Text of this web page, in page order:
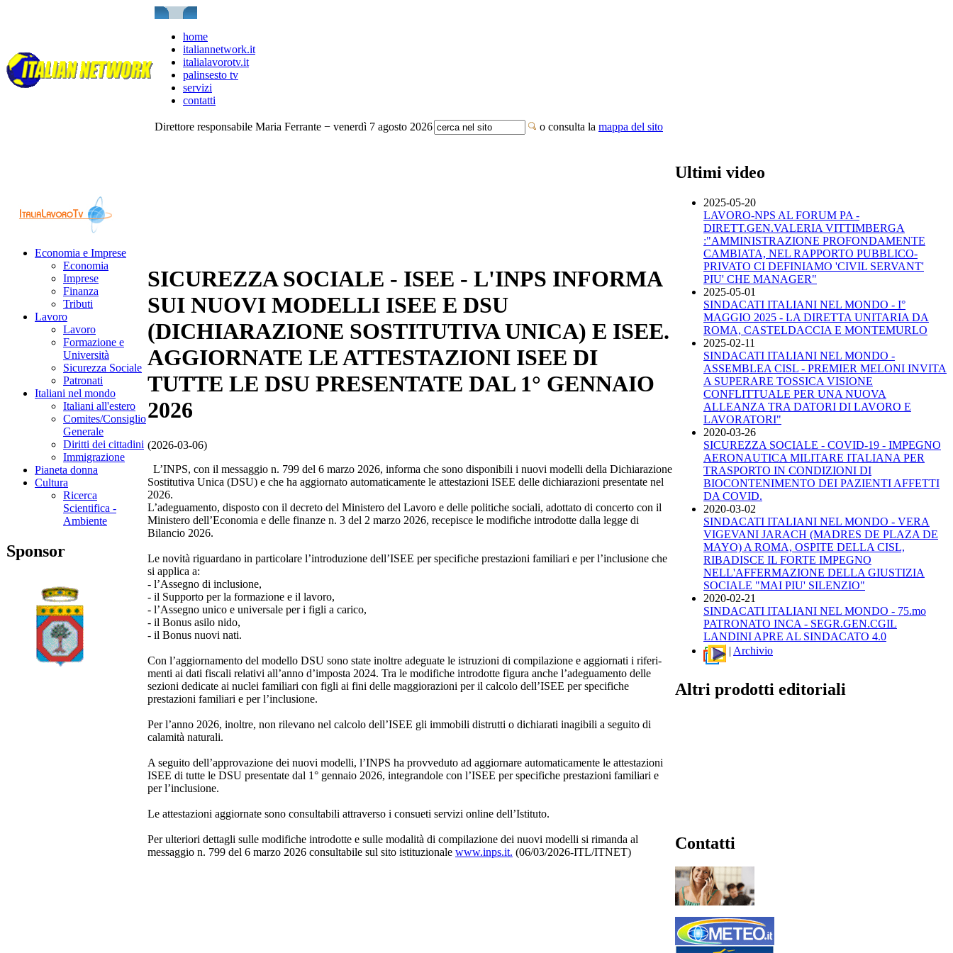
home
italiannetwork.it
italialavorotv.it
palinsesto tv
servizi
contatti
Direttore responsabile Maria Ferrante − venerdì 7 agosto 2026 o consulta la mappa del sito
Economia e Imprese
Economia
Imprese
Finanza
Tributi
Lavoro
Lavoro
Formazione e
Università
Sicurezza Sociale
Patronati
Italiani nel mondo
Italiani all'estero
Comites/Consiglio
Generale
Diritti dei cittadini
Immigrazione
Pianeta donna
Cultura
Ricerca
Scientifica -
Ambiente
Sponsor
SICUREZZA SOCIALE - ISEE - L'INPS INFORMA
SUI NUOVI MODELLI ISEE E DSU
(DICHIARAZIONE SOSTITUTIVA UNICA) E ISEE.
AGGIORNATE LE ATTESTAZIONI ISEE DI
TUTTE LE DSU PRESENTATE DAL 1° GENNAIO
2026
(2026-03-06)
L’INPS, con il messaggio n. 799 del 6 marzo 2026, informa che sono disponibili i nuovi modelli della Dichiarazione
Sostitutiva Unica (DSU) e che ha aggiornato automaticamente le attestazioni ISEE delle dichiarazioni presentate nel
2026.
L’adeguamento, disposto con il decreto del Ministero del Lavoro e delle politiche sociali, adottato di concerto con il
Ministero dell’Economia e delle finanze n. 3 del 2 marzo 2026, recepisce le modifiche introdotte dalla legge di
Bilancio 2026.
Le novità riguardano in particolare l’introduzione dell’ISEE per specifiche prestazioni familiari e per l’inclusione che
si applica a:
- l’Assegno di inclusione,
- il Supporto per la formazione e il lavoro,
- l’Assegno unico e universale per i figli a carico,
- il Bonus asilo nido,
- il Bonus nuovi nati.
Con l’aggiornamento del modello DSU sono state inoltre adeguate le istruzioni di compilazione e aggiornati i riferi-
menti ai dati fiscali relativi all’anno d’imposta 2024. Tra le modifiche introdotte figura anche l’adeguamento delle
sezioni dedicate ai nuclei familiari con figli ai fini delle maggiorazioni per il calcolo dell’ISEE per specifiche
prestazioni familiari e per l’inclusione.
Per l’anno 2026, inoltre, non rilevano nel calcolo dell’ISEE gli immobili distrutti o dichiarati inagibili a seguito di
calamità naturali.
A seguito dell’approvazione dei nuovi modelli, l’INPS ha provveduto ad aggiornare automaticamente le attestazioni
ISEE di tutte le DSU presentate dal 1° gennaio 2026, integrandole con l’ISEE per specifiche prestazioni familiari e
per l’inclusione.
Le attestazioni aggiornate sono consultabili attraverso i consueti servizi online dell’Istituto.
Per ulteriori dettagli sulle modifiche introdotte e sulle modalità di compilazione dei nuovi modelli si rimanda al
messaggio n. 799 del 6 marzo 2026 consultabile sul sito istituzionale www.inps.it. (06/03/2026-ITL/ITNET)
Ultimi video
2025-05-20
LAVORO-NPS AL FORUM PA -
DIRETT.GEN.VALERIA VITTIMBERGA
:"AMMINISTRAZIONE PROFONDAMENTE
CAMBIATA, NEL RAPPORTO PUBBLICO-
PRIVATO CI DEFINIAMO 'CIVIL SERVANT'
PIU' CHE MANAGER"
2025-05-01
SINDACATI ITALIANI NEL MONDO - I°
MAGGIO 2025 - LA DIRETTA UNITARIA DA
ROMA, CASTELDACCIA E MONTEMURLO
2025-02-11
SINDACATI ITALIANI NEL MONDO -
ASSEMBLEA CISL - PREMIER MELONI INVITA
A SUPERARE TOSSICA VISIONE
CONFLITTUALE PER UNA NUOVA
ALLEANZA TRA DATORI DI LAVORO E
LAVORATORI"
2020-03-26
SICUREZZA SOCIALE - COVID-19 - IMPEGNO
AERONAUTICA MILITARE ITALIANA PER
TRASPORTO IN CONDIZIONI DI
BIOCONTENIMENTO DEI PAZIENTI AFFETTI
DA COVID.
2020-03-02
SINDACATI ITALIANI NEL MONDO - VERA
VIGEVANI JARACH (MADRES DE PLAZA DE
MAYO) A ROMA, OSPITE DELLA CISL,
RIBADISCE IL FORTE IMPEGNO
NELL'AFFERMAZIONE DELLA GIUSTIZIA
SOCIALE "MAI PIU' SILENZIO"
2020-02-21
SINDACATI ITALIANI NEL MONDO - 75.mo
PATRONATO INCA - SEGR.GEN.CGIL
LANDINI APRE AL SINDACATO 4.0
| Archivio
Altri prodotti editoriali
Contatti